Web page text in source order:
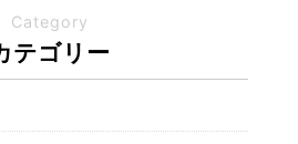
Category
テゴリー